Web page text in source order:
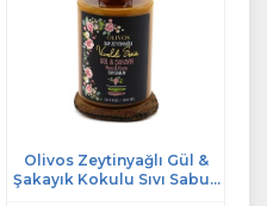
Olivos Zeytinyağlı Gül &
Şakayık Kokulu Sıvı Sabun